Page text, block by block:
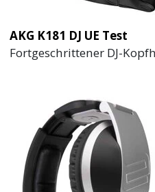
AKG K181 DJ UE Test
Fortgeschrittener DJ-